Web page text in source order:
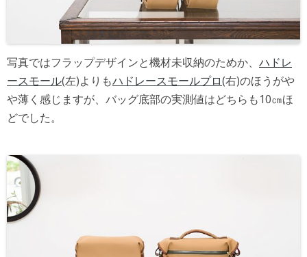
写真ではフラップデザインと機材未収納のためか、 ハドレ
ースモール(左)よりもハドレースモールプロ(右)のほうがや
や薄く感じますが、バッグ底部の実測値はどちらも10㎝ほ
どでした。